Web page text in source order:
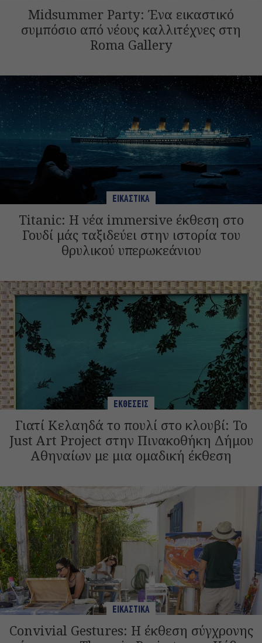
Midsummer Party: Ένα εικαστικό
συμπόσιο από νέους καλλιτέχνες στη
Roma Gallery
ΕΙΚΑΣΤΙΚΑ
Titanic: Η νέα immersive έκθεση στο
Γουδί μάς ταξιδεύει στην ιστορία του
θρυλικού υπερωκεάνιου
ΕΚΘΕΣΕΙΣ
Γιατί Κελαηδά το πουλί στο κλουβί: Το
Just Art Project στην Πινακοθήκη Δήμου
Αθηναίων με μια ομαδική έκθεση
ΕΙΚΑΣΤΙΚΑ
Convivial Gestures: Η έκθεση σύγχρονης